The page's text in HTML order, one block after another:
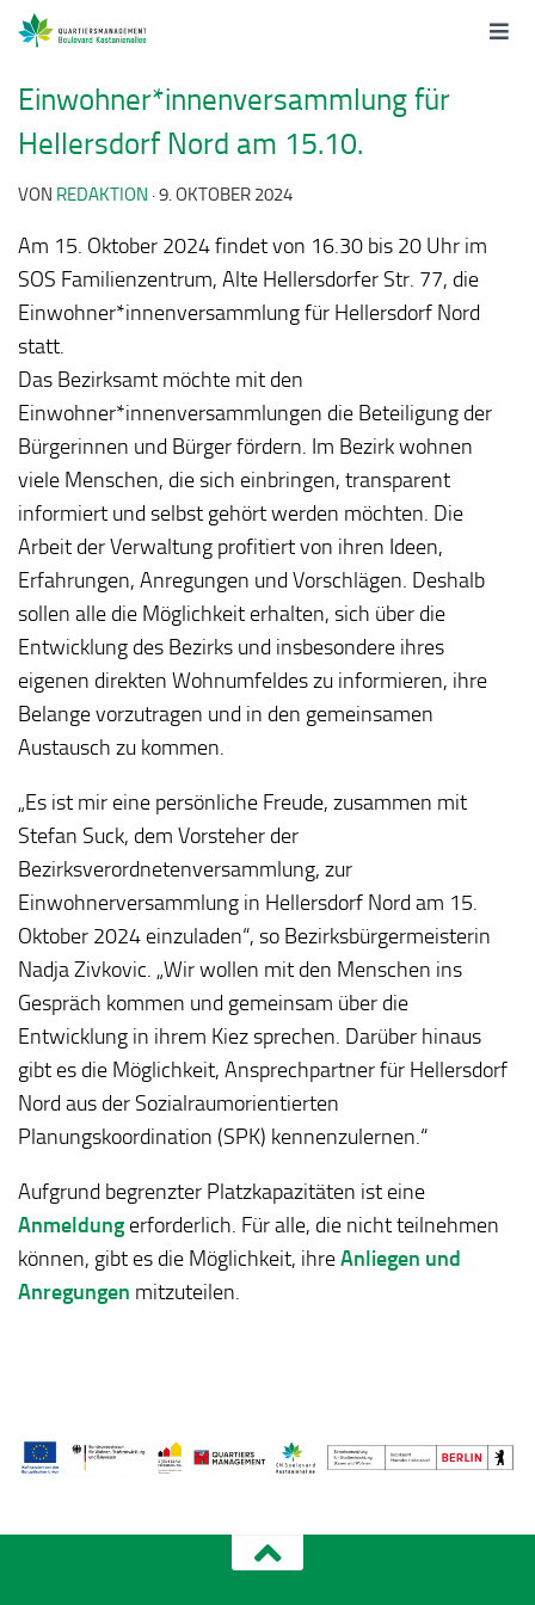
Einwohner*innenversammlung für
Hellersdorf Nord am 15.10.
VON REDAKTION ·9. OKTOBER 2024
Am 15. Oktober 2024 findet von 16.30 bis 20 Uhr im
SOS Familienzentrum, Alte Hellersdorfer Str. 77, die
Einwohner*innenversammlung für Hellersdorf Nord
statt.
Das Bezirksamt möchte mit den
Einwohner*innenversammlungen die Beteiligung der
Bürgerinnen und Bürger fördern. Im Bezirk wohnen
viele Menschen, die sich einbringen, transparent
informiert und selbst gehört werden möchten. Die
Arbeit der Verwaltung profitiert von ihren Ideen,
Erfahrungen, Anregungen und Vorschlägen. Deshalb
sollen alle die Möglichkeit erhalten, sich über die
Entwicklung des Bezirks und insbesondere ihres
eigenen direkten Wohnumfeldes zu informieren, ihre
Belange vorzutragen und in den gemeinsamen
Austausch zu kommen.
„Es ist mir eine persönliche Freude, zusammen mit
Stefan Suck, dem Vorsteher der
Bezirksverordnetenversammlung, zur
Einwohnerversammlung in Hellersdorf Nord am 15.
Oktober 2024 einzuladen“, so Bezirksbürgermeisterin
Nadja Zivkovic. „Wir wollen mit den Menschen ins
Gespräch kommen und gemeinsam über die
Entwicklung in ihrem Kiez sprechen. Darüber hinaus
gibt es die Möglichkeit, Ansprechpartner für Hellersdorf
Nord aus der Sozialraumorientierten
Planungskoordination (SPK) kennenzulernen.“
Aufgrund begrenzter Platzkapazitäten ist eine
Anmeldungerforderlich. Für alle, die nicht teilnehmen
können, gibt es die Möglichkeit, ihreAnliegen und
Anregungen mitzuteilen.